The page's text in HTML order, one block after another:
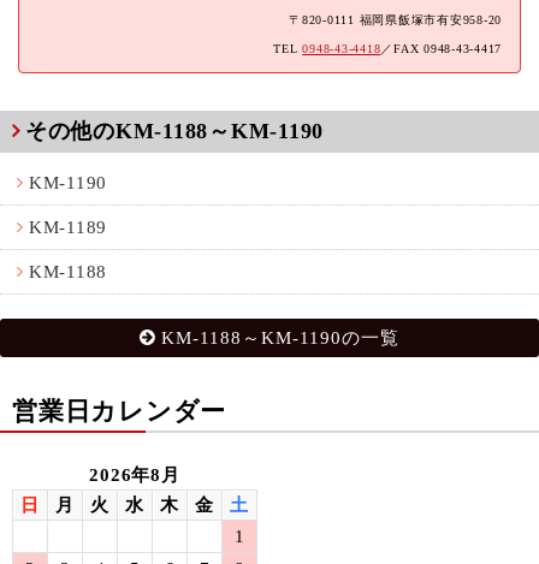
〒820-0111 福岡県飯塚市有安958-20
TEL0948-43-4418／FAX 0948-43-4417
その他のKM-1188～KM-1190
KM-1190
KM-1189
KM-1188
KM-1188～KM-1190の一覧
営業日カレンダー
2026年8月
日
月 火 水 木 金
土
1